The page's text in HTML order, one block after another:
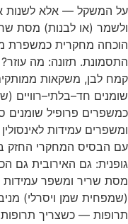
על המשקל — אלא לשנות
הוכחה מחקרית כמשפרת
התסמונת. תזונה: מה
קמח לבן, משקאות ממותקים
שומנים חד–בלתי–רוויים
כמשפרים פרופיל שומנים
ומשפרים עמידות
עם הבסיס המחקרי החזק
גופנית: גם האירובית גם
מסת שריר ומשפר עמידות
(שמפחית שמן ויסרלי)